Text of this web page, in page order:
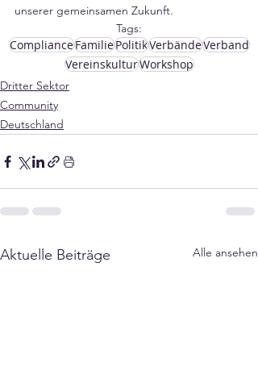
unserer gemeinsamen Zukunft.
Tags:
ComplianceFamiliePolitikVerbändeVerband
VereinskulturWorkshop
Dritter Sektor
Community
Deutschland
Aktuelle Beiträge Alle ansehen